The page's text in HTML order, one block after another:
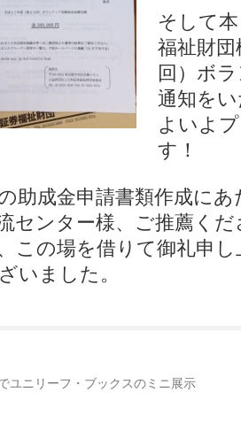
そして
福祉財
回）ボ
通知を
よいよ
す！
助成金申請書類作成に
センター様、ご推薦く
この場を借りて御礼申
いました。
ユニリーフ・ブックスのミニ展示